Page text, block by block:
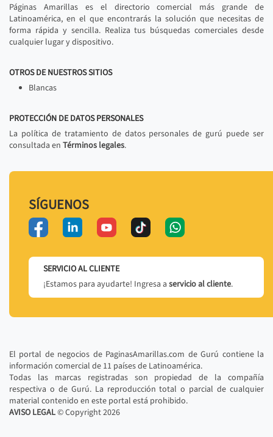
Páginas Amarillas es el directorio comercial más grande de
Latinoamérica, en el que encontrarás la solución que necesitas de
forma rápida y sencilla. Realiza tus búsquedas comerciales desde
cualquier lugar y dispositivo.
OTROS DE NUESTROS SITIOS
Blancas
PROTECCIÓN DE DATOS PERSONALES
La política de tratamiento de datos personales de gurú puede ser
consultada en Términos legales.
SÍGUENOS
SERVICIO AL CLIENTE
¡Estamos para ayudarte! Ingresa a servicio al cliente.
El portal de negocios de PaginasAmarillas.com de Gurú contiene la
información comercial de 11 países de Latinoamérica.
Todas las marcas registradas son propiedad de la compañía
respectiva o de Gurú. La reproducción total o parcial de cualquier
material contenido en este portal está prohibido.
AVISO LEGAL© Copyright2026